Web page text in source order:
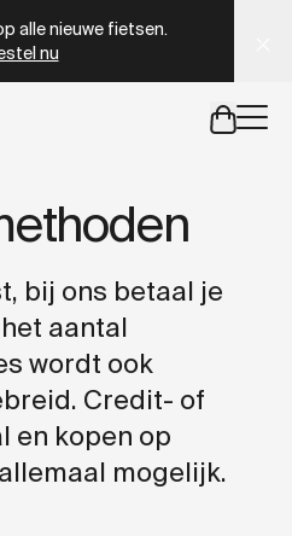
alle nieuwe fietsen.
nu
bij ons betaal je
aantal
wordt ook
Credit- of
en kopen op
mogelijk.